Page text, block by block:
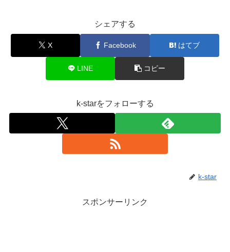
シェアする
X Facebook はてブ
LINE コピー
k-starをフォローする
k-star
スポンサーリンク